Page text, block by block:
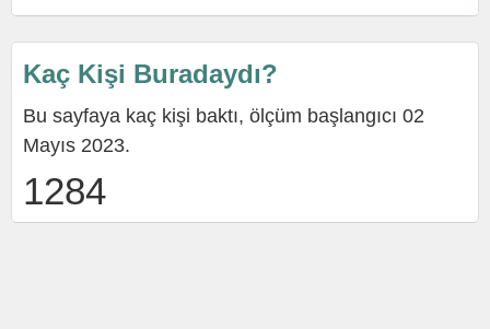
Kaç Kişi Buradaydı?
Bu sayfaya kaç kişi baktı, ölçüm başlangıcı 02
Mayıs 2023.
1284